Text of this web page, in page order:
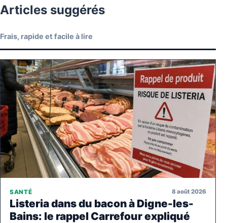
Articles suggérés
Frais, rapide et facile à lire
SANTÉ 8 août 2026
Listeria dans du bacon à Digne-les-
Bains: le rappel Carrefour expliqué